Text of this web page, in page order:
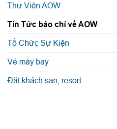
Thư Viện AOW
Tin Tức báo chí về AOW
Tổ Chức Sự Kiện
Vé máy bay
Đặt khách sạn, resort